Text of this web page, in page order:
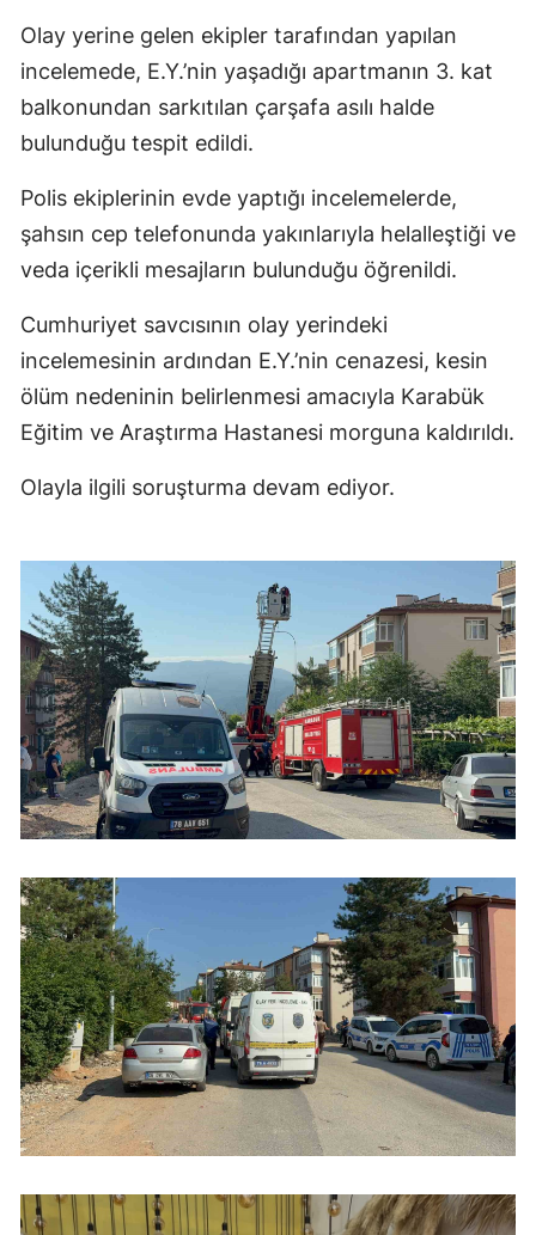
Olay yerine gelen ekipler tarafından yapılan
incelemede, E.Y.’nin yaşadığı apartmanın 3. kat
balkonundan sarkıtılan çarşafa asılı halde
bulunduğu tespit edildi.
Polis ekiplerinin evde yaptığı incelemelerde,
şahsın cep telefonunda yakınlarıyla helalleştiği ve
veda içerikli mesajların bulunduğu öğrenildi.
Cumhuriyet savcısının olay yerindeki
incelemesinin ardından E.Y.’nin cenazesi, kesin
ölüm nedeninin belirlenmesi amacıyla Karabük
Eğitim ve Araştırma Hastanesi morguna kaldırıldı.
Olayla ilgili soruşturma devam ediyor.